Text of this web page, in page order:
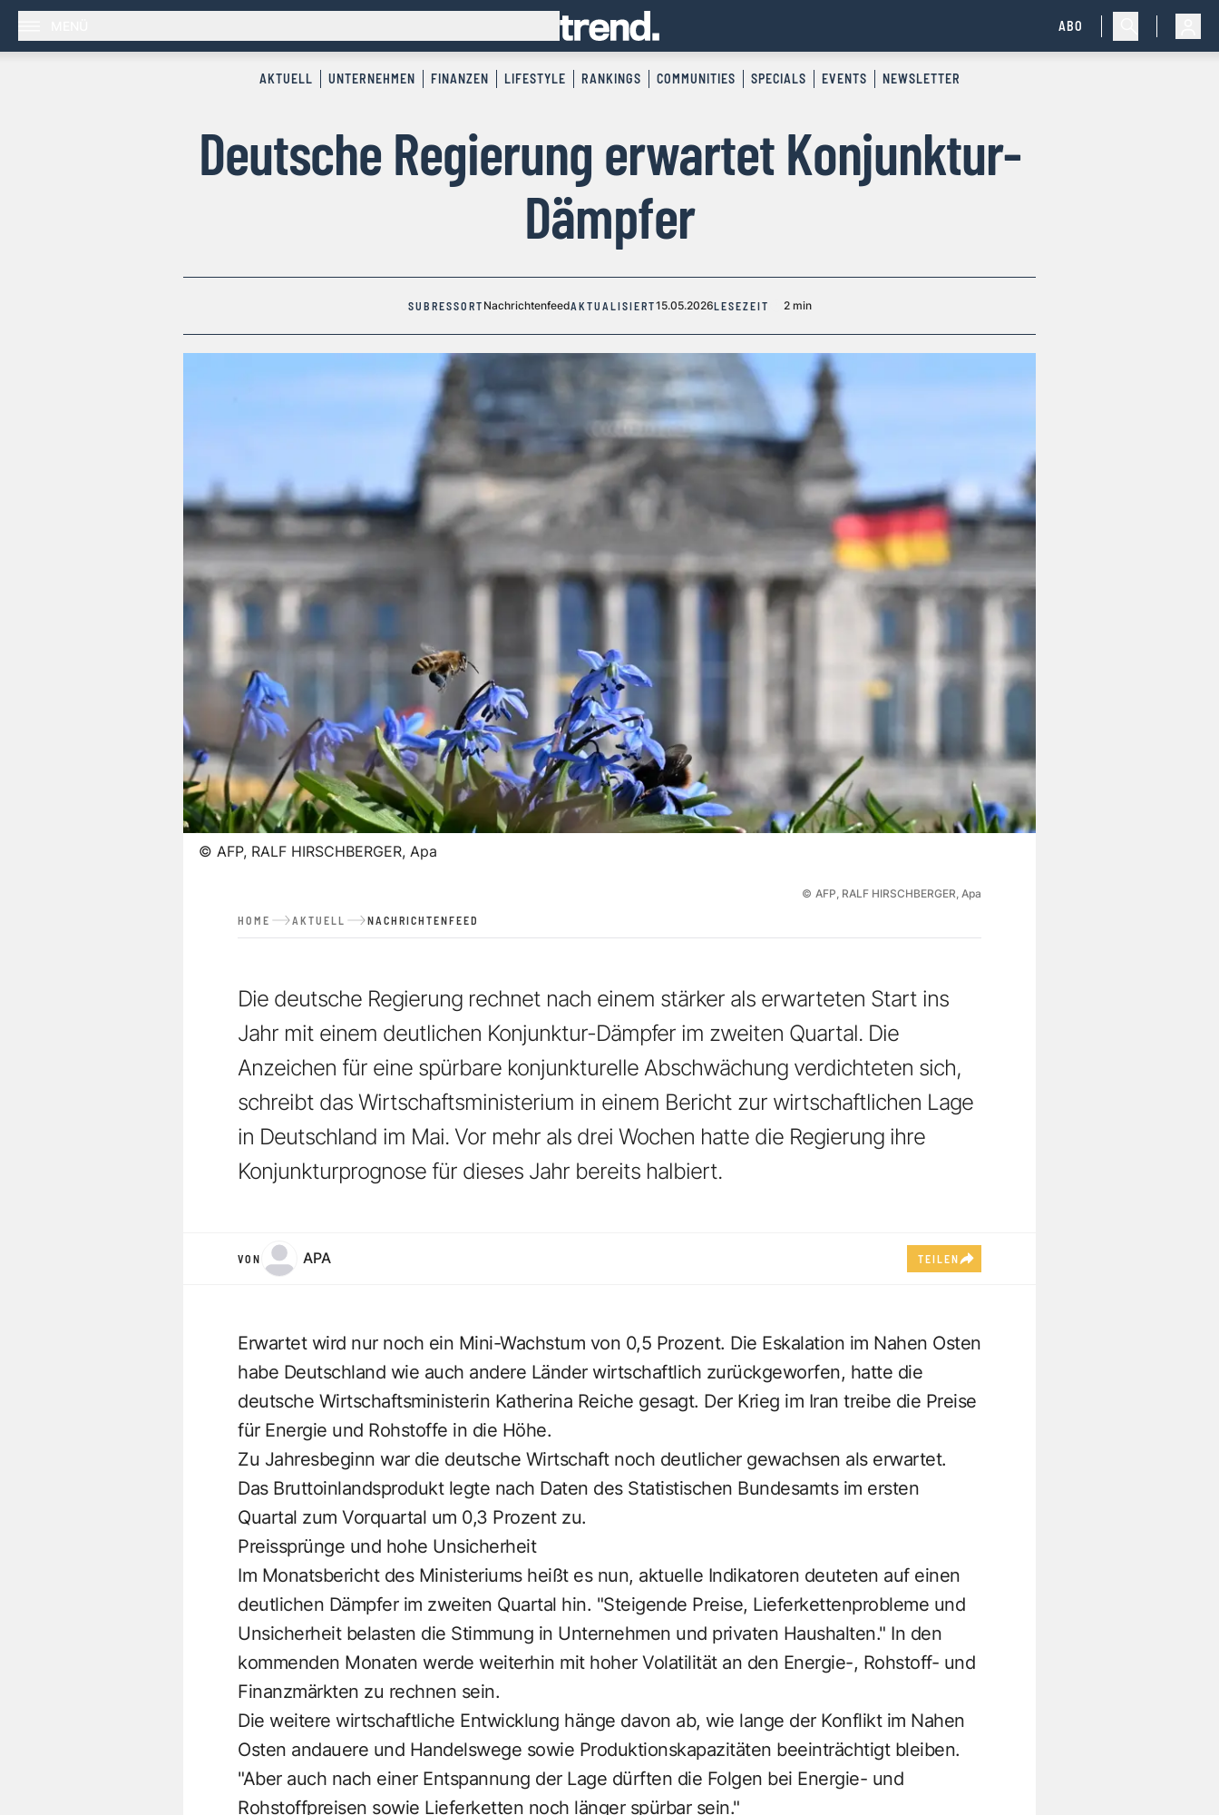
ABO
AKTUELL UNTERNEHMEN FINANZEN LIFESTYLE RANKINGS COMMUNITIES SPECIALS EVENTS NEWSLETTER
Deutsche Regierung erwartet Konjunktur-
Dämpfer
SUBRESSORT NachrichtenfeedAKTUALISIERT15.05.2026LESEZEIT 2 min
© AFP, RALF HIRSCHBERGER, Apa
© AFP, RALF HIRSCHBERGER, Apa
HOME AKTUELL NACHRICHTENFEED
Die deutsche Regierung rechnet nach einem stärker als erwarteten Start ins
Jahr mit einem deutlichen Konjunktur-Dämpfer im zweiten Quartal. Die
Anzeichen für eine spürbare konjunkturelle Abschwächung verdichteten sich,
schreibt das Wirtschaftsministerium in einem Bericht zur wirtschaftlichen Lage
in Deutschland im Mai. Vor mehr als drei Wochen hatte die Regierung ihre
Konjunkturprognose für dieses Jahr bereits halbiert.
VON APA TEILEN
Erwartet wird nur noch ein Mini-Wachstum von 0,5 Prozent. Die Eskalation im Nahen Osten
habe Deutschland wie auch andere Länder wirtschaftlich zurückgeworfen, hatte die
deutsche Wirtschaftsministerin Katherina Reiche gesagt. Der Krieg im Iran treibe die Preise
für Energie und Rohstoffe in die Höhe.
Zu Jahresbeginn war die deutsche Wirtschaft noch deutlicher gewachsen als erwartet.
Das Bruttoinlandsprodukt legte nach Daten des Statistischen Bundesamts im ersten
Quartal zum Vorquartal um 0,3 Prozent zu.
Preissprünge und hohe Unsicherheit
Im Monatsbericht des Ministeriums heißt es nun, aktuelle Indikatoren deuteten auf einen
deutlichen Dämpfer im zweiten Quartal hin. "Steigende Preise, Lieferkettenprobleme und
Unsicherheit belasten die Stimmung in Unternehmen und privaten Haushalten." In den
kommenden Monaten werde weiterhin mit hoher Volatilität an den Energie-, Rohstoff- und
Finanzmärkten zu rechnen sein.
Die weitere wirtschaftliche Entwicklung hänge davon ab, wie lange der Konflikt im Nahen
Osten andauere und Handelswege sowie Produktionskapazitäten beeinträchtigt bleiben.
"Aber auch nach einer Entspannung der Lage dürften die Folgen bei Energie- und
Rohstoffpreisen sowie Lieferketten noch länger spürbar sein."